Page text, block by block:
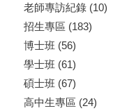
老師專訪紀錄(10)
招生專區 (183)
博士班 (56)
學士班 (61)
碩士班 (67)
高中生專區 (24)